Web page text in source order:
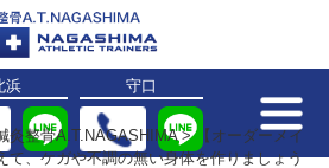
浜 守口
灸整骨A.T.NAGASHIMA>【オーダーメイ
て、ケガや不調の無い身体を作りましょう